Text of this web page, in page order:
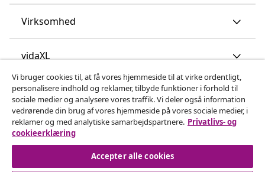
Virksomhed
vidaXL
Opdag mere
Vi bruger cookies til, at få vores hjemmeside til at virke ordentligt,
personalisere indhold og reklamer, tilbyde funktioner i forhold til
sociale medier og analysere vores traffik. Vi deler også information
vedrørende din brug af vores hjemmeside på vores sociale medier, i
reklamer og med analytiske samarbejdspartnere. Privatlivs- og
cookieerklæring
Accepter alle cookies